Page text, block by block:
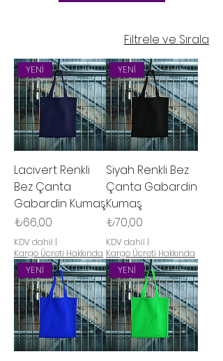
Filtrele ve Sırala
YENİ
Lacivert Renkli
Bez Çanta
Gabardin Kumaş
Fiyat
₺66,00
KDV dahil |
Kargo Ücreti Hakkında
YENİ
Siyah Renkli Bez
Çanta Gabardin
Kumaş
Fiyat
₺70,00
KDV dahil |
Kargo Ücreti Hakkında
YENİ YENİ